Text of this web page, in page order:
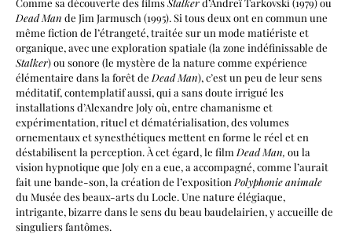
Dead Man de Jim Jarmusch (1995). Si tous deux ont en commun une
même fiction de l’étrangeté, traitée sur un mode matiériste et
organique, avec une exploration spatiale (la zone indéfinissable de
Stalker) ou sonore (le mystère de la nature comme expérience
élémentaire dans la forêt de Dead Man), c’est un peu de leur sens
méditatif, contemplatif aussi, qui a sans doute irrigué les
installations d’Alexandre Joly où, entre chamanisme et
expérimentation, rituel et dématérialisation, des volumes
ornementaux et synesthétiques mettent en forme le réel et en
déstabilisent la perception. À cet égard, le film Dead Man, ou la
vision hypnotique que Joly en a eue, a accompagné, comme l’aurait
fait une bande-son, la création de l’exposition Polyphonie animale
du Musée des beaux-arts du Locle. Une nature élégiaque,
intrigante, bizarre dans le sens du beau baudelairien, y accueille de
singuliers fantômes.